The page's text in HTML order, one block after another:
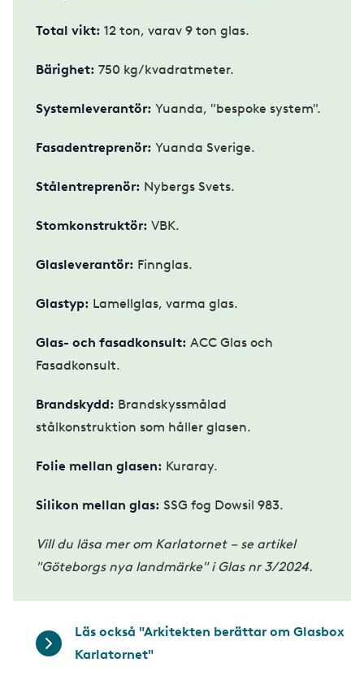
Total vikt: 12 ton, varav 9 ton glas.
Bärighet: 750 kg/kvadratmeter.
Systemleverantör: Yuanda, "bespoke system".
Fasadentreprenör: Yuanda Sverige.
Stålentreprenör: Nybergs Svets.
Stomkonstruktör: VBK.
Glasleverantör: Finnglas.
Glastyp: Lamellglas, varma glas.
Glas- och fasadkonsult: ACC Glas och
Fasadkonsult.
Brandskydd: Brandskyssmålad
stålkonstruktion som håller glasen.
Folie mellan glasen: Kuraray.
Silikon mellan glas: SSG fog Dowsil 983.
Vill du läsa mer om Karlatornet – se artikel
"Göteborgs nya landmärke" i Glas nr 3/2024.
Läs också "Arkitekten berättar om Glasbox
Karlatornet"